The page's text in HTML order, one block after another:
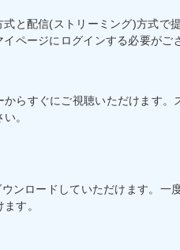
と配信(ストリーミング)方式で
ページにログインする必要がご
らすぐにご視聴いただけます
。
ンロードしていただけます。一
す。